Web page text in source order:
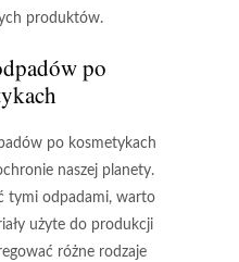
produktów.
po
po kosmetykach
naszej planety.
tymi odpadami, warto
użyte do produkcji
różne rodzaje